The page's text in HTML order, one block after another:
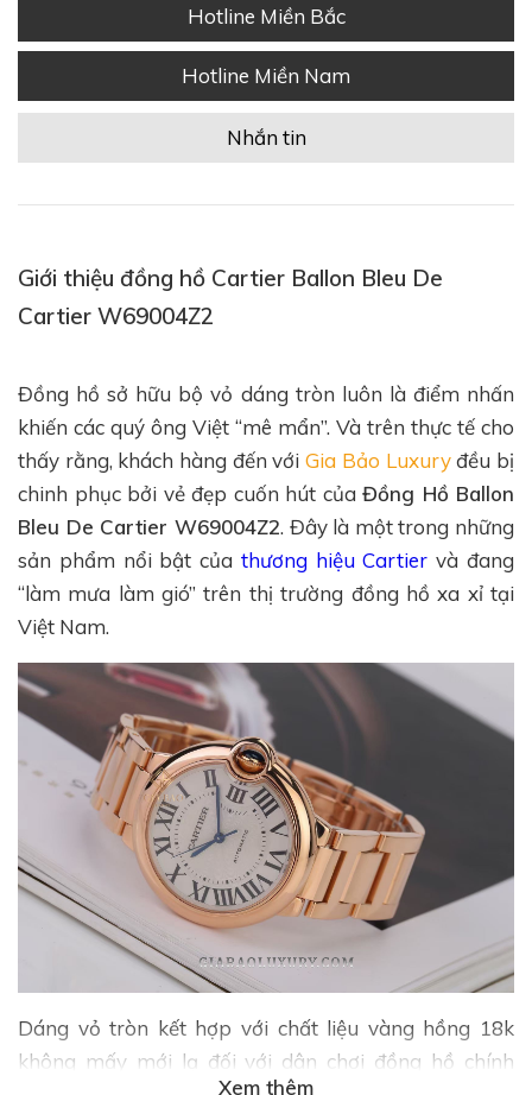
Hotline Miền Bắc
Hotline Miền Nam
Nhắn tin
Giới thiệu đồng hồ Cartier Ballon Bleu De
Cartier W69004Z2
Đồng hồ sở hữu bộ vỏ dáng tròn luôn là điểm nhấn
khiến các quý ông Việt “mê mẩn”. Và trên thực tế cho
thấy rằng, khách hàng đến vớiGia Bảo Luxuryđều bị
chinh phục bởi vẻ đẹp cuốn hút của Đồng Hồ Ballon
Bleu De Cartier W69004Z2. Đây là một trong những
sản phẩm nổi bật của thương hiệu Cartier và đang
“làm mưa làm gió” trên thị trường đồng hồ xa xỉ tại
Việt Nam.
Dáng vỏ tròn kết hợp với chất liệu vàng hồng 18k
không mấy mới lạ đối với dân chơi đồng hồ chính
Xem thêm